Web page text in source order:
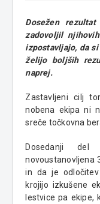
Dosežen
zadovoljil
izpostavljajo, da
želijo boljših
naprej.
Zastavljeni cilj
nobena ekipa ni
sreče točkovna
Dosedanji
novoustanovljena
in da je
krojijo izkušene
lestvice pa ekipe,